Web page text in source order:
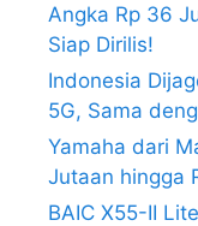
Angka Rp 36
Siap Dirilis!
Indonesia
5G, Sama
Yamaha dari
Jutaan hingga
BAIC X55-II